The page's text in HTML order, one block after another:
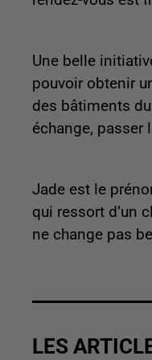
Une belle
pouvoir obtenir
des bâtiments
échange, passer
Jade est le
qui ressort d’un
ne change pas
LES